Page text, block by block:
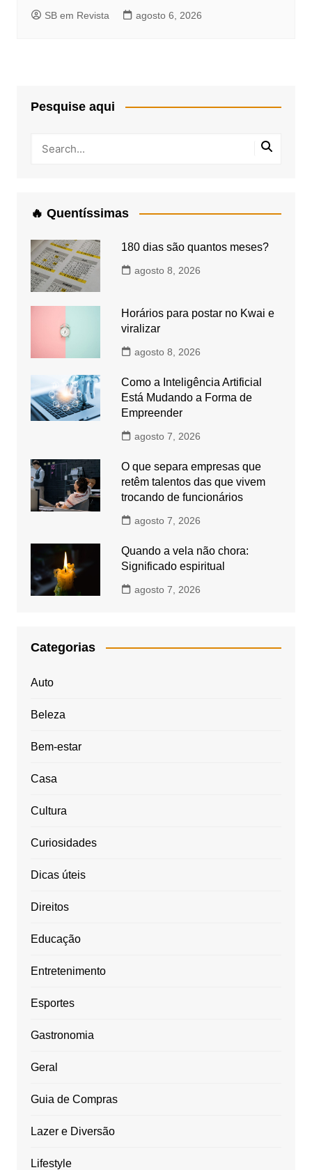
SB em Revista agosto 6, 2026
Pesquise aqui
🔥 Quentíssimas
180 dias são quantos meses?
agosto 8, 2026
Horários para postar no Kwai e
viralizar
agosto 8, 2026
Como a Inteligência Artificial
Está Mudando a Forma de
Empreender
agosto 7, 2026
O que separa empresas que
retêm talentos das que vivem
trocando de funcionários
agosto 7, 2026
Quando a vela não chora:
Significado espiritual
agosto 7, 2026
Categorias
Auto
Beleza
Bem-estar
Casa
Cultura
Curiosidades
Dicas úteis
Direitos
Educação
Entretenimento
Esportes
Gastronomia
Geral
Guia de Compras
Lazer e Diversão
Lifestyle